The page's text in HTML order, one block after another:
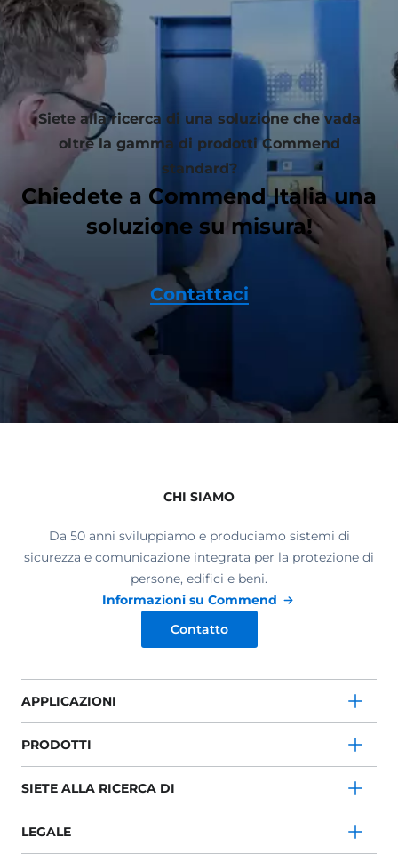
Siete alla ricerca di una soluzione che vada
oltre la gamma di prodotti Commend
standard?
Chiedete a Commend Italia una
soluzione su misura!
Contattaci
CHI SIAMO
Da 50 anni sviluppiamo e produciamo sistemi di
sicurezza e comunicazione integrata per la protezione di
persone, edifici e beni.
Informazioni su Commend
Contatto
APPLICAZIONI
PRODOTTI
SIETE ALLA RICERCA DI
LEGALE